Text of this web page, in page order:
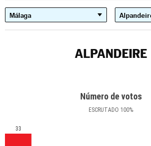
ALPANDEIRE
Número de votos
ESCRUTADO 100%
33